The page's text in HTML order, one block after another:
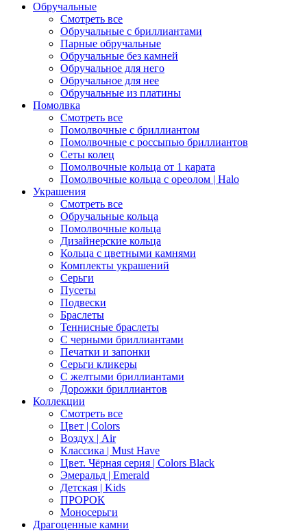
Обручальные
Смотреть все
Обручальные с бриллиантами
Парные обручальные
Обручальные без камней
Обручальное для него
Обручальное для нее
Обручальные из платины
Помолвка
Смотреть все
Помолвочные с бриллиантом
Помолвочные с россыпью бриллиантов
Сеты колец
Помолвочные кольца от 1 карата
Помолвочные кольца с ореолом | Halo
Украшения
Смотреть все
Обручальные кольца
Помолвочные кольца
Дизайнерские кольца
Кольца с цветными камнями
Комплекты украшений
Серьги
Пусеты
Подвески
Браслеты
Теннисные браслеты
C черными бриллиантами
Печатки и запонки
Серьги кликеры
С желтыми бриллиантами
Дорожки бриллиантов
Коллекции
Смотреть все
Цвет | Colors
Воздух | Air
Классика | Must Have
Цвет. Чёрная серия | Colors Black
Эмеральд | Emerald
Детская | Kids
ПРОРОК
Моносерьги
Драгоценные камни